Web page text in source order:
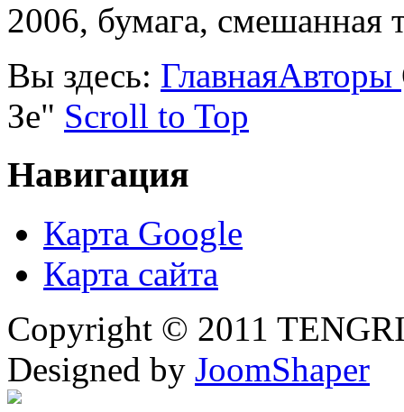
2006, бумага, смешанная
Вы здесь: ГлавнаяАвторы
Зе" Scroll to Top
Навигация
Карта Google
Карта сайта
Copyright © 2011
Designed by JoomShaper